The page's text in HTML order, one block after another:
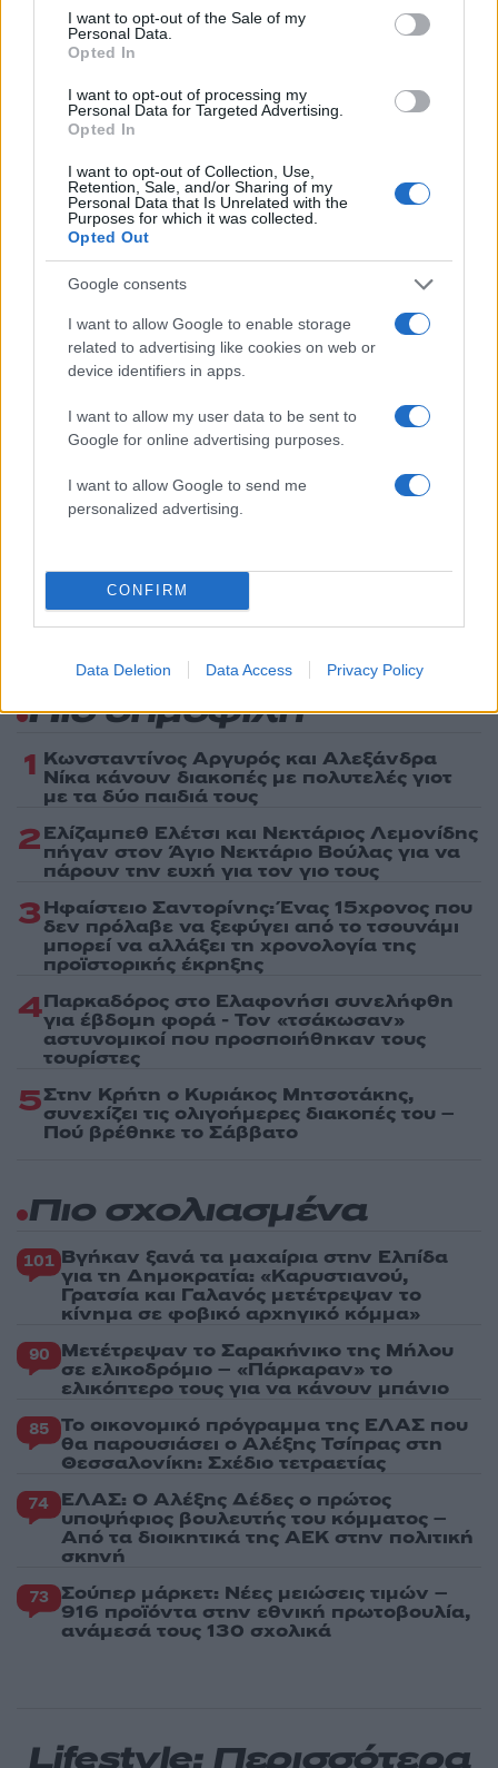
consent section.
I want to opt-out of the Sale of my
Personal Data.
Opted In
I want to opt-out of processing my
Personal Data for Targeted Advertising.
Opted In
I want to opt-out of Collection, Use,
Retention, Sale, and/or Sharing of my
Personal Data that Is Unrelated with the
Purposes for which it was collected.
Opted Out
Google consents
I want to allow Google to enable storage
related to advertising like cookies on web or
device identifiers in apps.
I want to allow my user data to be sent to
Google for online advertising purposes.
I want to allow Google to send me
personalized advertising.
CONFIRM
Data Deletion Data Access Privacy Policy
Σχολίασε εδώ
50 /50
Υποβολή σχολίου
Όροι Χρήσης . Το site προστατεύεται από reCAPTCHA, ισχύουν
Πολιτική Απορρήτου&Όροι Χρήσηςτης Google.
Lifestyle
ΓΙΑΝΝΗΣ ΠΑΡΙΟΣ
ΣΟΦΙΑ ΑΛΙΜΠΕΡΤΗ
τελευταία νέατης ημέρας
Πιο δημοφιλή
1 Κωνσταντίνος Αργυρός και Αλεξάνδρα
Νίκα κάνουν διακοπές με πολυτελές γιοτ
με τα δύο παιδιά τους
2Ελίζαμπεθ Ελέτσι και Νεκτάριος Λεμονίδης
πήγαν στον Άγιο Νεκτάριο Βούλας για να
πάρουν την ευχή για τον γιο τους
3Ηφαίστειο Σαντορίνης: Ένας 15χρονος που
δεν πρόλαβε να ξεφύγει από το τσουνάμι
μπορεί να αλλάξει τη χρονολογία της
προϊστορικής έκρηξης
4Παρκαδόρος στο Ελαφονήσι συνελήφθη
για έβδομη φορά - Τον «τσάκωσαν»
αστυνομικοί που προσποιήθηκαν τους
τουρίστες
5Στην Κρήτη ο Κυριάκος Μητσοτάκης,
συνεχίζει τις ολιγοήμερες διακοπές του –
Πού βρέθηκε το Σάββατο
Πιο σχολιασμένα
101 Βγήκαν ξανά τα μαχαίρια στην Ελπίδα
για τη Δημοκρατία: «Καρυστιανού,
Γρατσία και Γαλανός μετέτρεψαν το
κίνημα σε φοβικό αρχηγικό κόμμα»
90 Μετέτρεψαν το Σαρακήνικο της Μήλου
σε ελικοδρόμιο – «Πάρκαραν» το
ελικόπτερο τους για να κάνουν μπάνιο
85 Το οικονομικό πρόγραμμα της ΕΛΑΣ που
θα παρουσιάσει ο Αλέξης Τσίπρας στη
Θεσσαλονίκη: Σχέδιο τετραετίας
74 ΕΛΑΣ: Ο Αλέξης Δέδες ο πρώτος
υποψήφιος βουλευτής του κόμματος –
Από τα διοικητικά της ΑΕΚ στην πολιτική
σκηνή
73 Σούπερ μάρκετ: Νέες μειώσεις τιμών –
916 προϊόντα στην εθνική πρωτοβουλία,
ανάμεσά τους 130 σχολικά